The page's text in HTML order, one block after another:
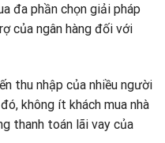
đa phần chọn giải pháp
của ngân hàng đối với
thu nhập của nhiều người
không ít khách mua nhà
thanh toán lãi vay của